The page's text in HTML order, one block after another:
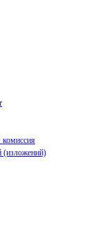
комиссия
(изложений)